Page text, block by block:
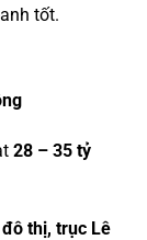
tốt.
28 – 35 tỷ
thị, trục Lê